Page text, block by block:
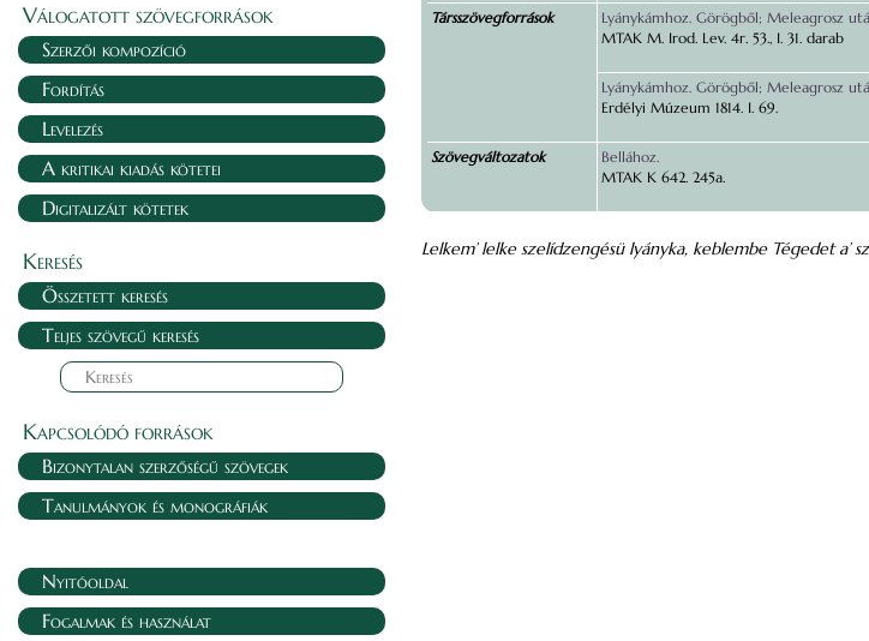
Válogatott szövegforrások
Szerzői kompozíció
Fordítás
Levelezés
A kritikai kiadás kötetei
Digitalizált kötetek
Keresés
Összetett keresés
Teljes szövegű keresés
Kapcsolódó források
Bizonytalan szerzőségű szövegek
Tanulmányok és monográfiák
Nyitóoldal
Fogalmak és használat
Társszövegforrások
Lyánykámhoz. Görögből; Meleagrosz
MTAK M. Irod. Lev. 4r. 53., I. 31. darab
Lyánykámhoz. Görögből; Meleagrosz
Erdélyi Múzeum 1814. I. 69.
Szövegváltozatok
Bellához.
MTAK K 642. 245a.
Lelkem’ lelke szelídzengésü lyányka, keblembe Tégedet a’